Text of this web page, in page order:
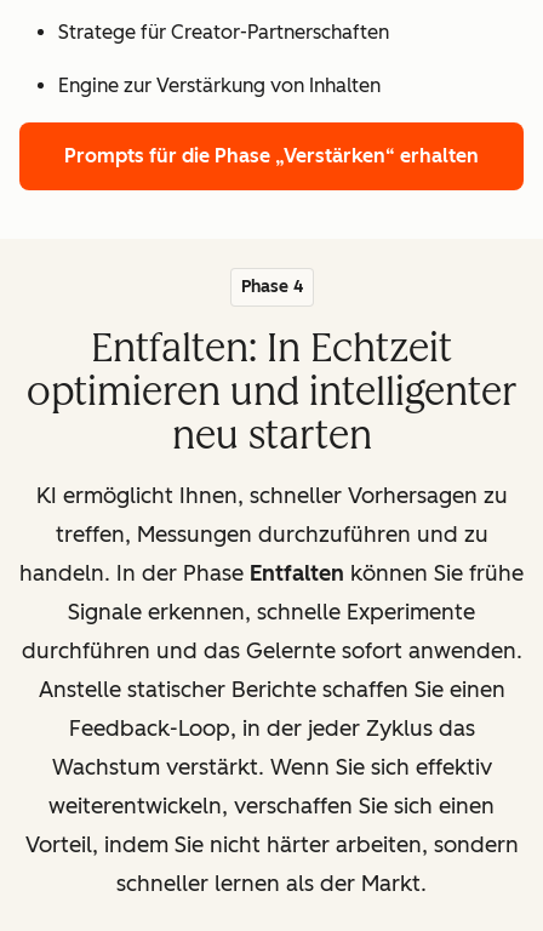
Stratege für Creator-Partnerschaften
Engine zur Verstärkung von Inhalten
Prompts für die Phase „Verstärken“ erhalten
Phase 4
Entfalten: In Echtzeit
optimieren und intelligenter
neu starten
KI ermöglicht Ihnen, schneller Vorhersagen zu
treffen, Messungen durchzuführen und zu
handeln. In der Phase Entfalten können Sie frühe
Signale erkennen, schnelle Experimente
durchführen und das Gelernte sofort anwenden.
Anstelle statischer Berichte schaffen Sie einen
Feedback-Loop, in der jeder Zyklus das
Wachstum verstärkt. Wenn Sie sich effektiv
weiterentwickeln, verschaffen Sie sich einen
Vorteil, indem Sie nicht härter arbeiten, sondern
schneller lernen als der Markt.